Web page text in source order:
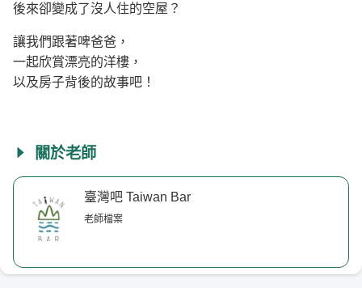
後來卻變成了沒人住的空屋？
讓我們跟著啤爸爸，
一起欣賞漂亮的洋樓，
以及房子背後的故事吧！
關於老師
臺灣吧 Taiwan Bar
老師檔案